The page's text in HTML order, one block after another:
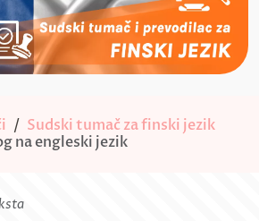
Sudski tumač za finski jezik
na engleski jezik